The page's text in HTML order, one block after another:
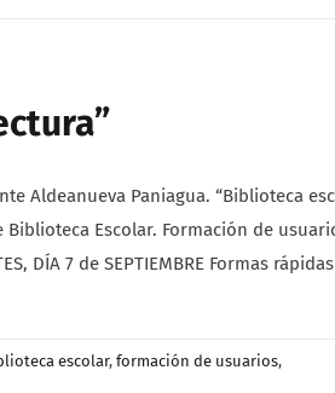
Aldeanueva Paniagua. “Biblioteca
Biblioteca Escolar. Formación de
DÍA 7 de SEPTIEMBRE Formas
escolar, formación de usuarios,